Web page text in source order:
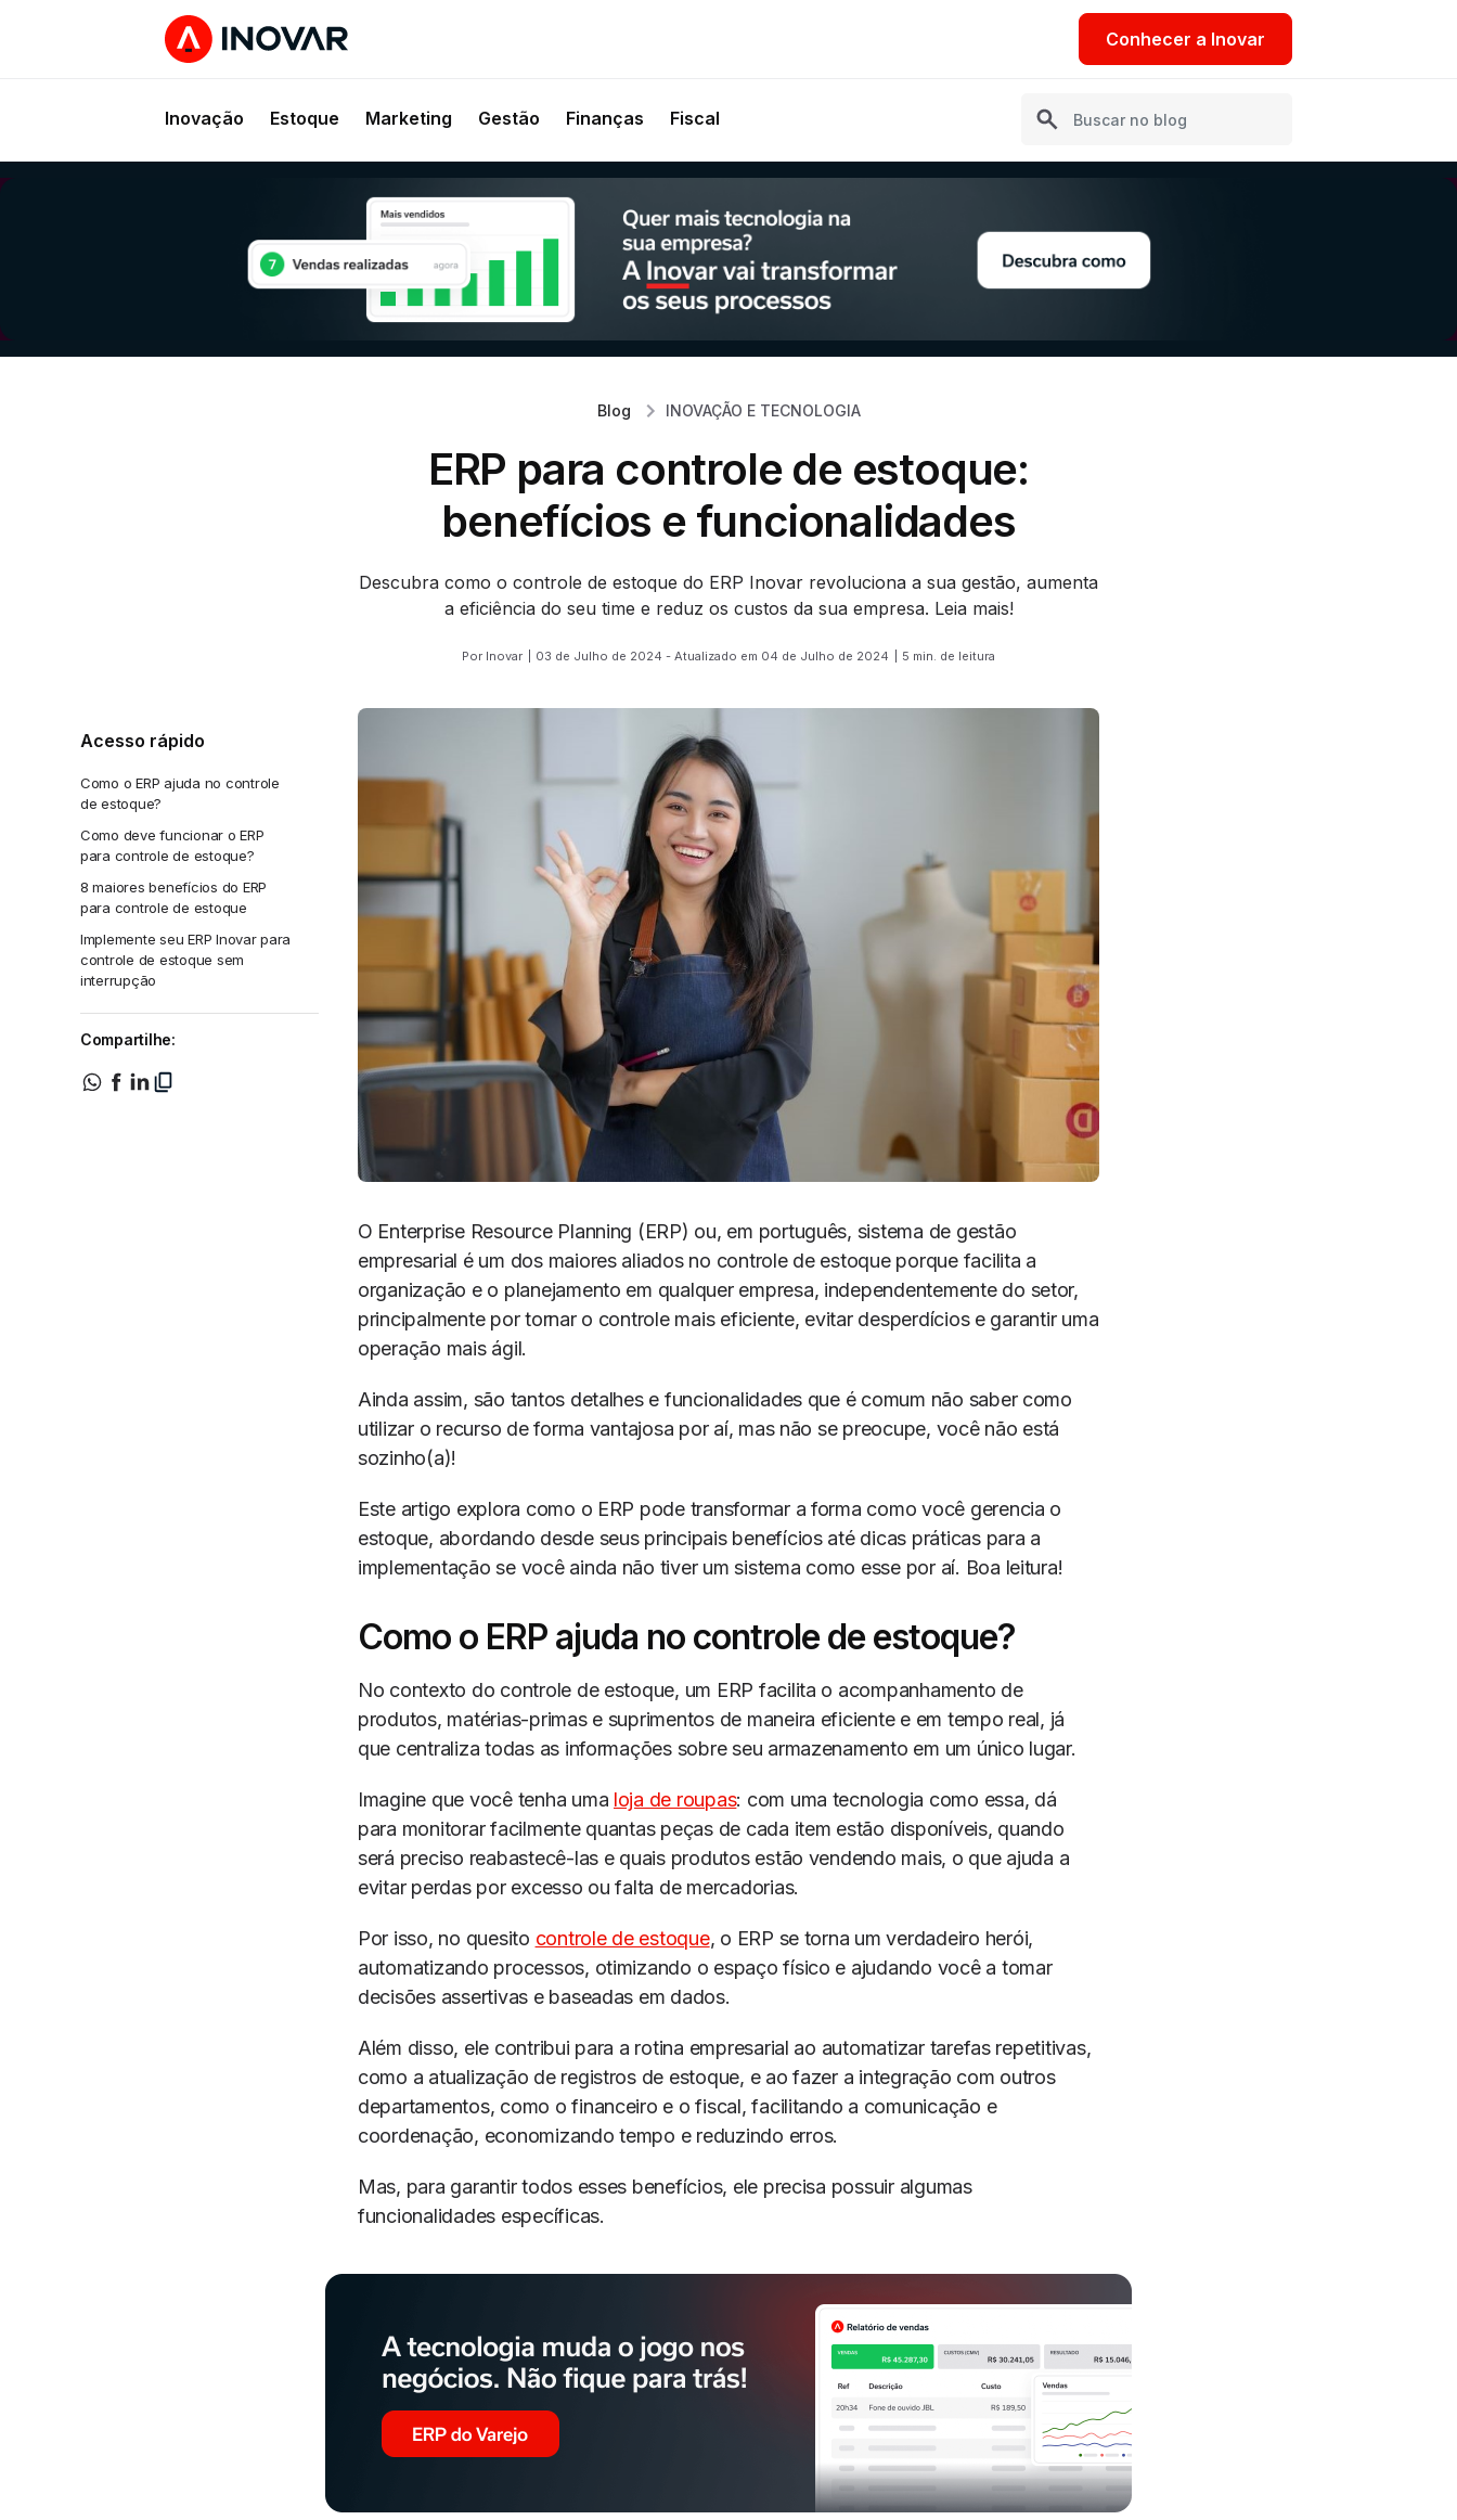
Conhecer a Inovar
Inovação Estoque Marketing Gestão Finanças Fiscal
Blog INOVAÇÃO E TECNOLOGIA
ERP para controle de estoque:
benefícios e funcionalidades
Descubra como o controle de estoque do ERP Inovar revoluciona a sua gestão, aumenta
a eficiência do seu time e reduz os custos da sua empresa. Leia mais!
Por Inovar 03 de Julho de 2024 - Atualizado em 04 de Julho de 2024 5 min. de leitura
Acesso rápido
Como o ERP ajuda no controle
de estoque?
Como deve funcionar o ERP
para controle de estoque?
8 maiores benefícios do ERP
para controle de estoque
Implemente seu ERP Inovar para
controle de estoque sem
interrupção
Compartilhe:
O Enterprise Resource Planning (ERP) ou, em português, sistema de gestão
empresarial é um dos maiores aliados no controle de estoque porque facilita a
organização e o planejamento em qualquer empresa, independentemente do setor,
principalmente por tornar o controle mais eficiente, evitar desperdícios e garantir uma
operação mais ágil.
Ainda assim, são tantos detalhes e funcionalidades que é comum não saber como
utilizar o recurso de forma vantajosa por aí, mas não se preocupe, você não está
sozinho(a)!
Este artigo explora como o ERP pode transformar a forma como você gerencia o
estoque, abordando desde seus principais benefícios até dicas práticas para a
implementação se você ainda não tiver um sistema como esse por aí. Boa leitura!
Como o ERP ajuda no controle de estoque?
No contexto do controle de estoque, um ERP facilita o acompanhamento de
produtos, matérias-primas e suprimentos de maneira eficiente e em tempo real, já
que centraliza todas as informações sobre seu armazenamento em um único lugar.
Imagine que você tenha uma loja de roupas: com uma tecnologia como essa, dá
para monitorar facilmente quantas peças de cada item estão disponíveis, quando
será preciso reabastecê-las e quais produtos estão vendendo mais, o que ajuda a
evitar perdas por excesso ou falta de mercadorias.
Por isso, no quesito controle de estoque, o ERP se torna um verdadeiro herói,
automatizando processos, otimizando o espaço físico e ajudando você a tomar
decisões assertivas e baseadas em dados.
Além disso, ele contribui para a rotina empresarial ao automatizar tarefas repetitivas,
como a atualização de registros de estoque, e ao fazer a integração com outros
departamentos, como o financeiro e o fiscal, facilitando a comunicação e
coordenação, economizando tempo e reduzindo erros.
Mas, para garantir todos esses benefícios, ele precisa possuir algumas
funcionalidades específicas.